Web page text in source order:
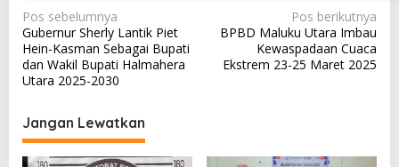
N
a
v
i
g
a
Pos sebelumnya
Gubernur Sherly Lantik Piet
Hein-Kasman Sebagai Bupati
dan Wakil Bupati Halmahera
Utara 2025-2030
Pos berikutnya
BPBD Maluku Utara Imbau
Kewaspadaan Cuaca
Ekstrem 23-25 Maret 2025
Jangan Lewatkan